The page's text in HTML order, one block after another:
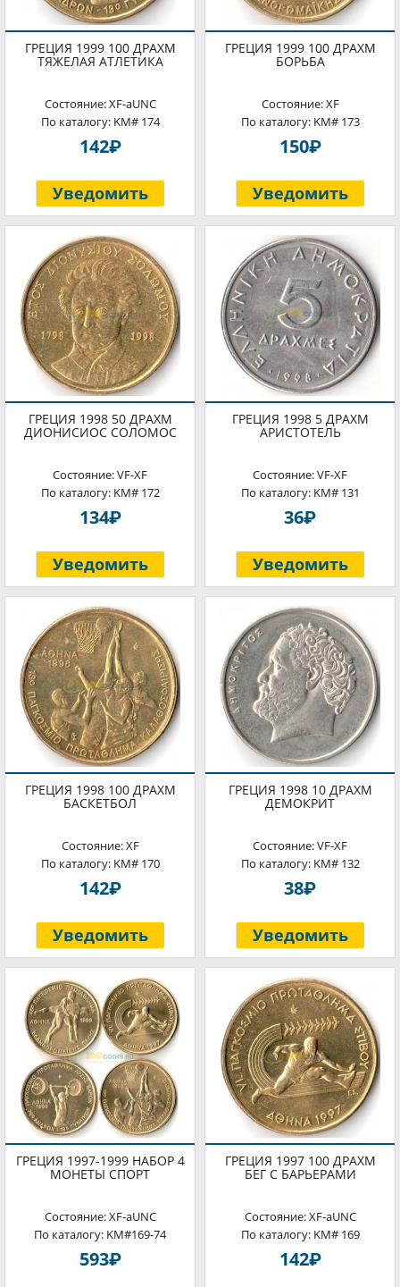
ГРЕЦИЯ 1999 100 ДРАХМ
ТЯЖЕЛАЯ АТЛЕТИКА
Состояние: XF-aUNC
По каталогу: KM# 174
142P
Уведомить
ГРЕЦИЯ 1999 100 ДРАХМ
БОРЬБА
Состояние: XF
По каталогу: KM# 173
150P
Уведомить
ГРЕЦИЯ 1998 50 ДРАХМ
ДИОНИСИОС СОЛОМОС
Состояние: VF-XF
По каталогу: KM# 172
134P
Уведомить
ГРЕЦИЯ 1998 5 ДРАХМ
АРИСТОТЕЛЬ
Состояние: VF-XF
По каталогу: KM# 131
36P
Уведомить
ГРЕЦИЯ 1998 100 ДРАХМ
БАСКЕТБОЛ
Состояние: XF
По каталогу: KM# 170
142P
Уведомить
ГРЕЦИЯ 1998 10 ДРАХМ
ДЕМОКРИТ
Состояние: VF-XF
По каталогу: KM# 132
38P
Уведомить
ГРЕЦИЯ 1997-1999 НАБОР 4
МОНЕТЫ СПОРТ
Состояние: XF-aUNC
По каталогу: KM#169-74
593P
ГРЕЦИЯ 1997 100 ДРАХМ
БЕГ С БАРЬЕРАМИ
Состояние: XF-aUNC
По каталогу: KM# 169
142P